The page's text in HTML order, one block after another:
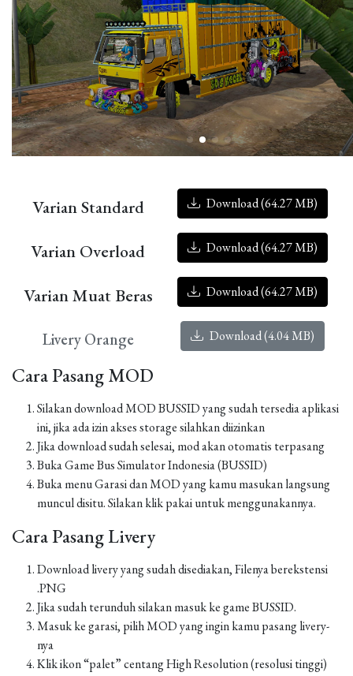
Varian Standard Download (64.27 MB)
Varian Overload Download (64.27 MB)
Varian Muat Beras Download (64.27 MB)
Livery Orange Download (4.04 MB)
Cara Pasang MOD
Silakan download MOD BUSSID yang sudah tersedia aplikasi
ini, jika ada izin akses storage silahkan diizinkan
Jika download sudah selesai, mod akan otomatis terpasang
Buka Game Bus Simulator Indonesia (BUSSID)
Buka menu Garasi dan MOD yang kamu masukan langsung
muncul disitu. Silakan klik pakai untuk menggunakannya.
Cara Pasang Livery
Download livery yang sudah disediakan, Filenya berekstensi
.PNG
Jika sudah terunduh silakan masuk ke game BUSSID.
Masuk ke garasi, pilih MOD yang ingin kamu pasang livery-
nya
Klik ikon “palet” centang High Resolution (resolusi tinggi)